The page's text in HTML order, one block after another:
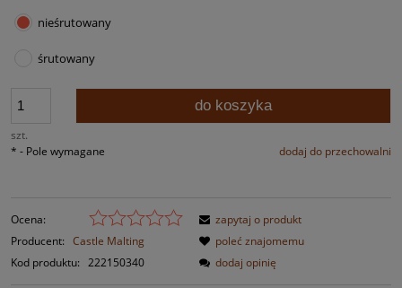
nieśrutowany
śrutowany
szt.
do koszyka
dodaj do przechowalni
* - Pole wymagane
Ocena:
Producent: Castle Malting
Kod produktu: 222150340
zapytaj o produkt
poleć znajomemu
dodaj opinię